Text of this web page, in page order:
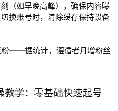
（如早晚高峰），确保内容曝
换账号时，清除缓存保持设备
粉——据统计，遵循者月增粉丝
教学：零基础快速起号